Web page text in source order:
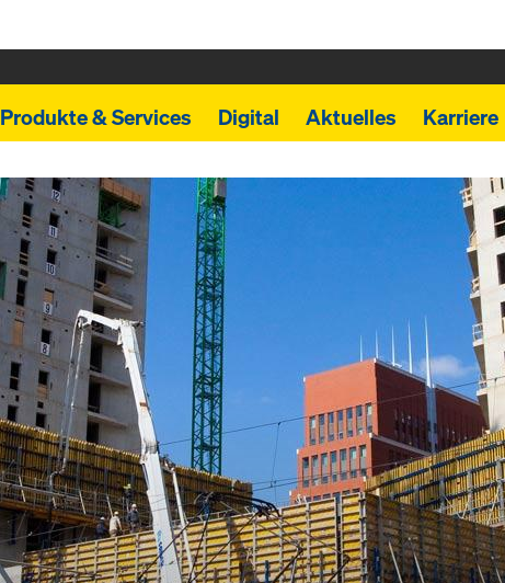
Produkte & Services Digital Aktuelles Karriere